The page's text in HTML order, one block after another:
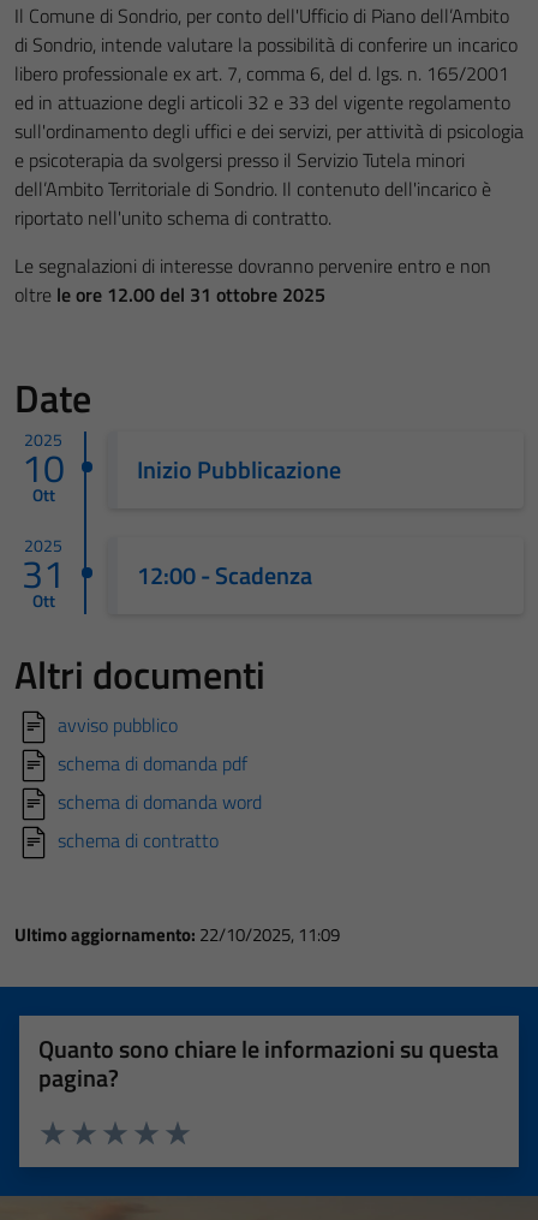
Il Comune di Sondrio, per conto dell'Ufficio di Piano dell’Ambito
di Sondrio, intende valutare la possibilità di conferire un incarico
libero professionale ex art. 7, comma 6, del d. lgs. n. 165/2001
ed in attuazione degli articoli 32 e 33 del vigente regolamento
sull'ordinamento degli uffici e dei servizi, per attività di psicologia
e psicoterapia da svolgersi presso il Servizio Tutela minori
dell’Ambito Territoriale di Sondrio. Il contenuto dell'incarico è
riportato nell'unito schema di contratto.
Le segnalazioni di interesse dovranno pervenire entro e non
oltre le ore 12.00 del 31 ottobre 2025
Date
2025
10
Ott
Inizio Pubblicazione
2025
31
Ott
12:00 - Scadenza
Altri documenti
avviso pubblico
schema di domanda pdf
schema di domanda word
schema di contratto
Ultimo aggiornamento: 22/10/2025, 11:09
Quanto sono chiare le informazioni su questa
pagina?
Valuta 5 stelle su 5
Valuta 4 stelle su 5
Valuta 3 stelle su 5
Valuta 2 stelle su 5
Valuta 1 stelle su 5